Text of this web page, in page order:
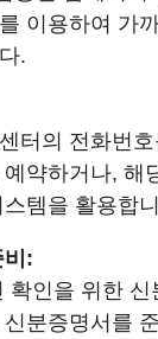
이용하여 가
.
터의 전화번호
약하거나, 해
템을 활용합
비:
확인을 위한 신
분증명서를